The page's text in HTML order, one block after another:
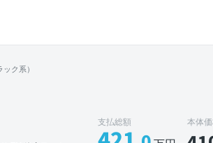
ク系）
支払総額 本体